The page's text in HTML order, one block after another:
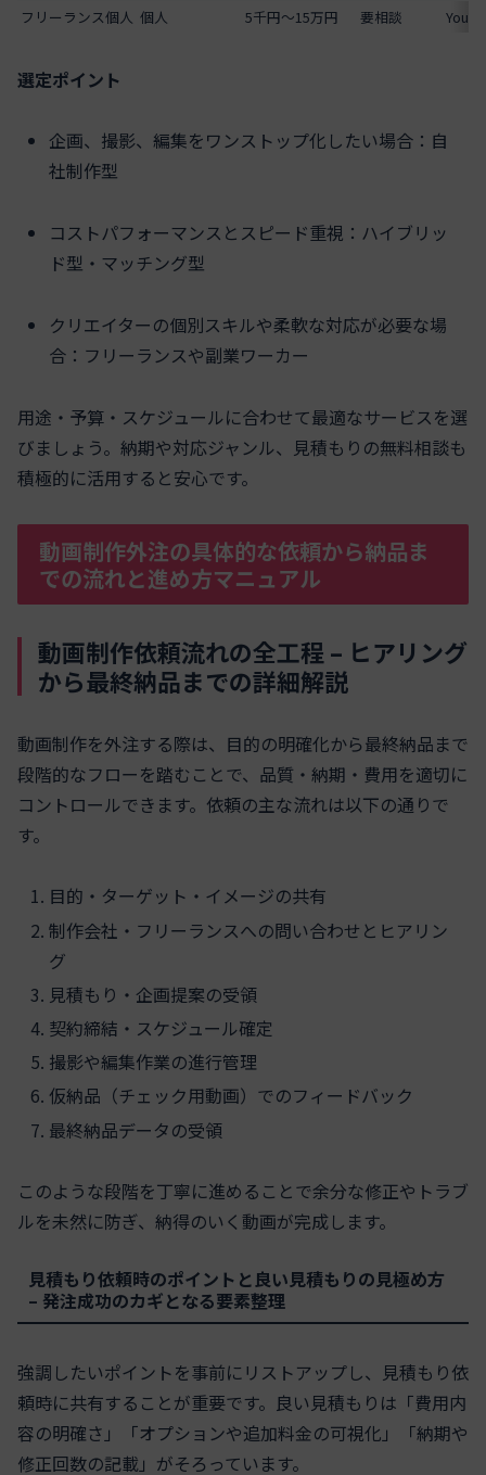
フリーランス個人 個人 5千円～15万円 要相談
選定ポイント
企画、撮影、編集をワンストップ化したい場合：自
社制作型
コストパフォーマンスとスピード重視：ハイブリッ
ド型・マッチング型
クリエイターの個別スキルや柔軟な対応が必要な場
合：フリーランスや副業ワーカー
用途・予算・スケジュールに合わせて最適なサービスを選
びましょう。納期や対応ジャンル、見積もりの無料相談も
積極的に活用すると安心です。
動画制作外注の具体的な依頼から納品ま
での流れと進め方マニュアル
動画制作依頼流れの全工程 – ヒアリング
から最終納品までの詳細解説
動画制作を外注する際は、目的の明確化から最終納品まで
段階的なフローを踏むことで、品質・納期・費用を適切に
コントロールできます。依頼の主な流れは以下の通りで
す。
目的・ターゲット・イメージの共有
制作会社・フリーランスへの問い合わせとヒアリン
グ
見積もり・企画提案の受領
契約締結・スケジュール確定
撮影や編集作業の進行管理
仮納品（チェック用動画）でのフィードバック
最終納品データの受領
このような段階を丁寧に進めることで余分な修正やトラブ
ルを未然に防ぎ、納得のいく動画が完成します。
見積もり依頼時のポイントと良い見積もりの見極め方
– 発注成功のカギとなる要素整理
強調したいポイントを事前にリストアップし、見積もり依
頼時に共有することが重要です。良い見積もりは「費用内
容の明確さ」「オプションや追加料金の可視化」「納期や
修正回数の記載」がそろっています。